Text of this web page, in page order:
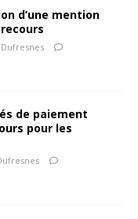
d’une mention
de paiement
pour les